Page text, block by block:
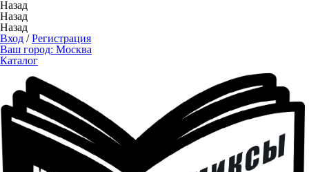
Назад
Назад
Назад
Вход /Регистрация
Ваш город: Москва
Каталог